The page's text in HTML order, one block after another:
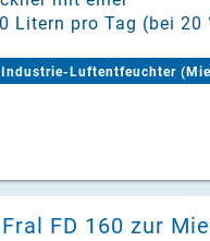
Litern pro Tag (bei 20
Industrie-Luftentfeuchter
FD 160 zur